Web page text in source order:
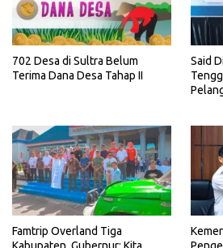
702 Desa di Sultra Belum
Terima Dana Desa Tahap II
Said
Famtrip Overland Tiga
Kabupaten, Gubernur: Kita